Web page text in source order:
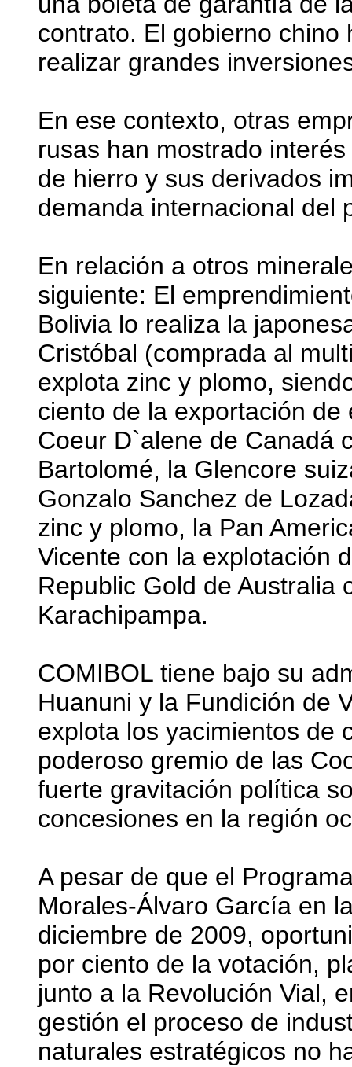
contrato. El gobierno
realizar grandes
En ese contexto, otras
rusas han mostrado
de hierro y sus derivados
demanda internacional del
En relación a otros
siguiente: El
Bolivia lo realiza la
Cristóbal (comprada al
explota zinc y plomo,
ciento de la exportación
Coeur D`alene de Canadá
Bartolomé, la Glencore
Gonzalo Sanchez de
zinc y plomo, la Pan
Vicente con la explotación
Republic Gold de Australia
Karachipampa.
COMIBOL tiene bajo su
Huanuni y la Fundición de
explota los yacimientos de
poderoso gremio de las
fuerte gravitación política
concesiones en la región
A pesar de que el
Morales-Álvaro García en
diciembre de 2009,
por ciento de la votación,
junto a la Revolución Vial,
gestión el proceso de
naturales estratégicos no